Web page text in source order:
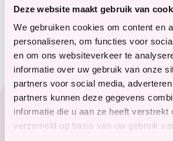
Deze website maakt gebruik van
We gebruiken cookies om content en
personaliseren, om functies voor
en om ons websiteverkeer te
informatie over uw gebruik van onze
partners voor social media,
partners kunnen deze gegevens
informatie die u aan ze heeft verstrekt
verzameld op basis van uw gebruik
Bewegen
Meer informatie?
terweelactief@terweel.nl
Footer
Zorg in het